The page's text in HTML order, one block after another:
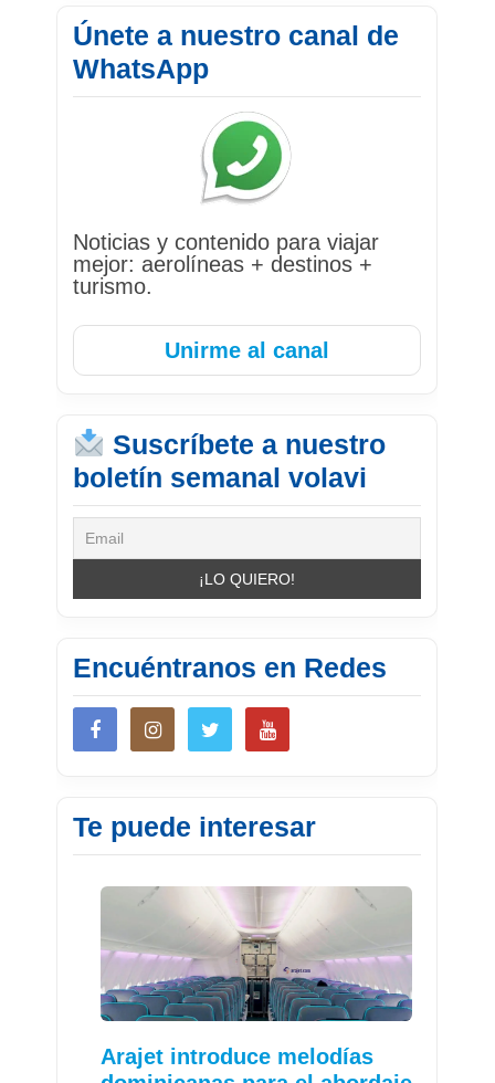
Únete a nuestro canal de
WhatsApp
Noticias y contenido para viajar
mejor: aerolíneas + destinos +
turismo.
Unirme al canal
Suscríbete a nuestro
boletín semanal volavi
Encuéntranos en Redes
Te puede interesar
Arajet introduce melodías